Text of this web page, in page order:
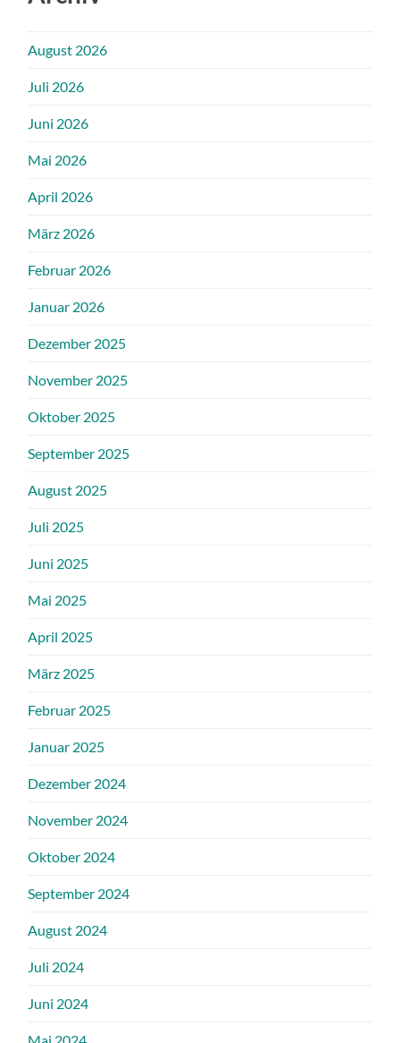
August 2026
Juli 2026
Juni 2026
Mai 2026
April 2026
März 2026
Februar 2026
Januar 2026
Dezember 2025
November 2025
Oktober 2025
September 2025
August 2025
Juli 2025
Juni 2025
Mai 2025
April 2025
März 2025
Februar 2025
Januar 2025
Dezember 2024
November 2024
Oktober 2024
September 2024
August 2024
Juli 2024
Juni 2024